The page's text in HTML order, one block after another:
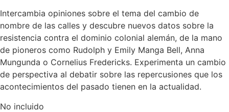
Intercambia opiniones sobre el tema del cambio de
nombre de las calles y descubre nuevos datos sobre la
resistencia contra el dominio colonial alemán, de la mano
de pioneros como Rudolph y Emily Manga Bell, Anna
Mungunda o Cornelius Fredericks. Experimenta un cambio
de perspectiva al debatir sobre las repercusiones que los
acontecimientos del pasado tienen en la actualidad.
No incluido